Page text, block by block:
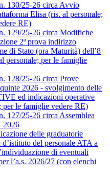
130/25-26 circa Avvio
Elisa (ris. al personale;
RE)
129/25-26 circa Modifiche
2ª prova indirizzo
di Stato (ora Maturità) dell’8
personale; per le famiglie
128/25-26 circa Prove
2026 - svolgimento delle
ed indicazioni operative
per le famiglie vedere RE)
127/25-26 circa Assemblea
delle graduatorie
del personale ATA a
di eventuali
l’a.s. 2026/27 (con elenchi